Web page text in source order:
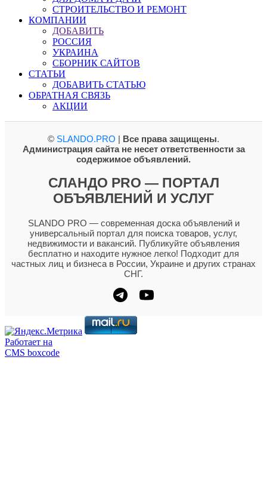
СТРОИТЕЛЬСТВО И РЕМОНТ
КОМПАНИИ
ДОБАВИТЬ
РОССИЯ
УКРАИНА
СБОРНИК САЙТОВ
СТАТЬИ
ДОБАВИТЬ СТАТЬЮ
ОБРАТНАЯ СВЯЗЬ
АКЦИИ
© SLANDO.PRO | Все права защищены.
Администрация сайта не несет ответственности за
содержимое объявлений.
СЛАНДО PRO — ПОРТАЛ
ОБЪЯВЛЕНИЙ И УСЛУГ
SLANDO PRO — современная доска объявлений и
универсальный портал для поиска товаров, услуг,
недвижимости и вакансий. Публикуйте объявления
бесплатно и находите нужное легко! Подходит для
частных лиц и бизнеса в России, Украине и других странах
СНГ.
Работает на
CMS boxcode